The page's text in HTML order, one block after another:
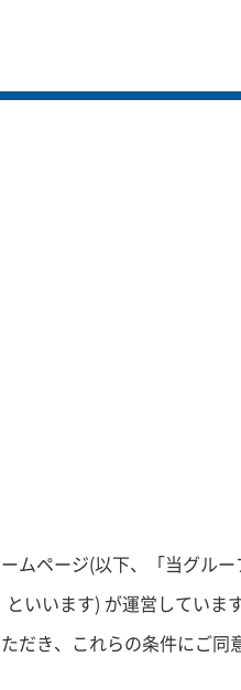
ムページ(以下、「当グル
いいます) が運営していま
だき、これらの条件にご同